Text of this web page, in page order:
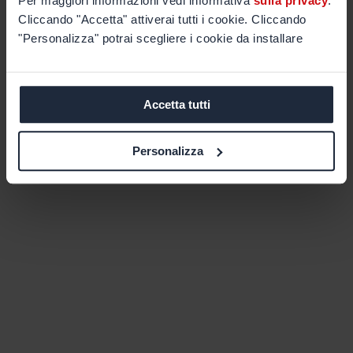
Cliccando "Accetta" attiverai tutti i cookie. Cliccando
"Personalizza" potrai scegliere i cookie da installare
Accetta tutti
Personalizza